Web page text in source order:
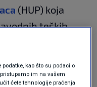
(HUP) koja
teških
komentirala tu
kao što su podaci o
im na vašem
ćete tehnologije praćenja